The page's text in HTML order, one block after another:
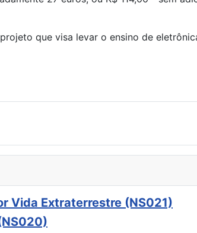
que visa levar o ensino de
Vida Extraterrestre (NS021)